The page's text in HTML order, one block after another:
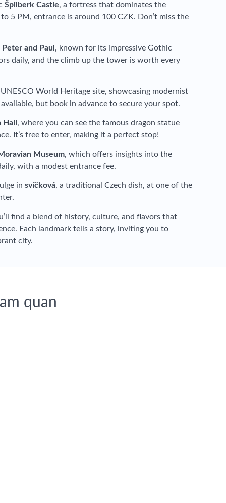
Špilberk Castle, a fortress that dominates the
5 PM, entrance is around 100 CZK. Don’t miss the
and Paul , known for its impressive Gothic
daily, and the climb up the tower is worth every
UNESCO World Heritage site, showcasing modernist
but book in advance to secure your spot.
, where you can see the famous dragon statue
It’s free to enter, making it a perfect stop!
Museum, which offers insights into the
with a modest entrance fee.
in svíčková, a traditional Czech dish, at one of the
find a blend of history, culture, and flavors that
Each landmark tells a story, inviting you to
city.
quan